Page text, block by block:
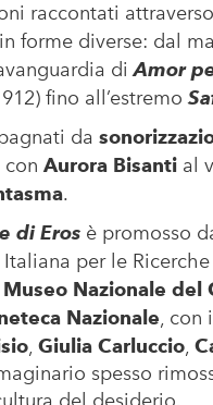
raccontati
forme diverse: dal
diAmor
fino all’estremo
da
Aurora Bisantial
.
di Eros è promosso
per le
Museo Nazionale del
Nazionale, con
, Giulia Carluccio,
spesso